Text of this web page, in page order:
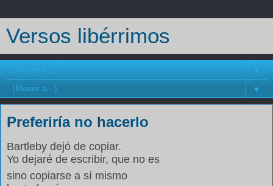
Versos libérrimos
▼
▼
Preferiría no hacerlo
Bartleby dejó de copiar.
Yo dejaré de escribir, que no es
sino copiarse a sí mismo